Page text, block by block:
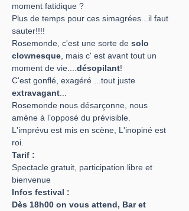
moment fatidique ?
Plus de temps pour ces simagrées...il faut
sauter!!!!
Rosemonde, c'est une sorte de solo
clownesque , mais c' est avant tout un
moment de vie.... désopilant!
C'est gonflé, exagéré ...tout juste
extravagant
Rosemonde nous désarçonne, nous
amène à l’opposé du prévisible.
L'imprévu est mis en scène, L'inopiné est
roi.
Tarif :
Spectacle gratuit, participation libre et
bienvenue
Infos festival :
Dès 18h00 on vous attend, Bar et